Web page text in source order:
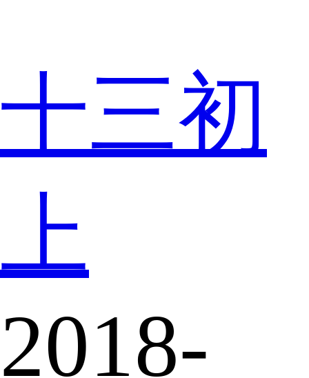
十三初
上
2018-